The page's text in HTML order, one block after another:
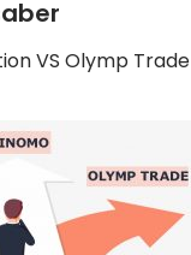
VS Olymp Trade